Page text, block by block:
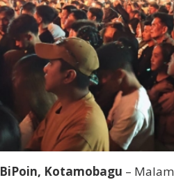
BiPoin, Kotamobagu –